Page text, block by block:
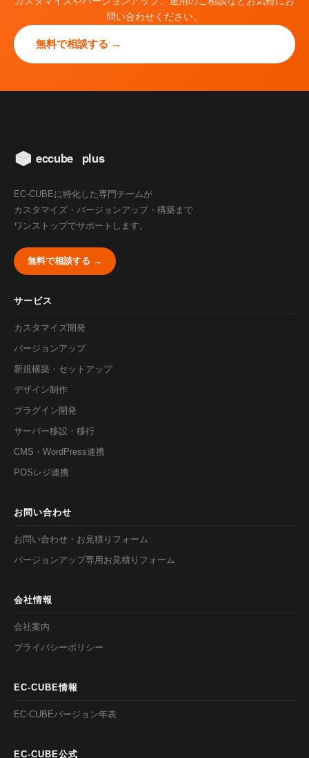
問い合わせください。
無料で相談する →
EC-CUBEに特化した専門チームが
カスタマイズ・バージョンアップ・構築まで
ワンストップでサポートします。
無料で相談する →
サービス
カスタマイズ開発
バージョンアップ
新規構築・セットアップ
デザイン制作
プラグイン開発
サーバー移設・移行
CMS・WordPress連携
POSレジ連携
お問い合わせ
お問い合わせ・お見積りフォーム
バージョンアップ専用お見積りフォーム
会社情報
会社案内
プライバシーポリシー
EC-CUBE情報
EC-CUBEバージョン年表
EC-CUBE公式